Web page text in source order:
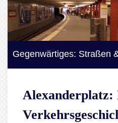
Gegenwärtiges: Straßen
Alexanderplatz: